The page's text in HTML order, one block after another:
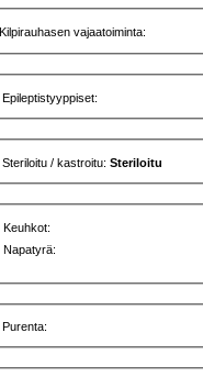
Kilpirauhasen vajaatoiminta:
Epileptistyyppiset:
Steriloitu / kastroitu:Steriloitu
Keuhkot:
Napatyrä:
Purenta: